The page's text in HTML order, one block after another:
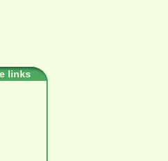
links